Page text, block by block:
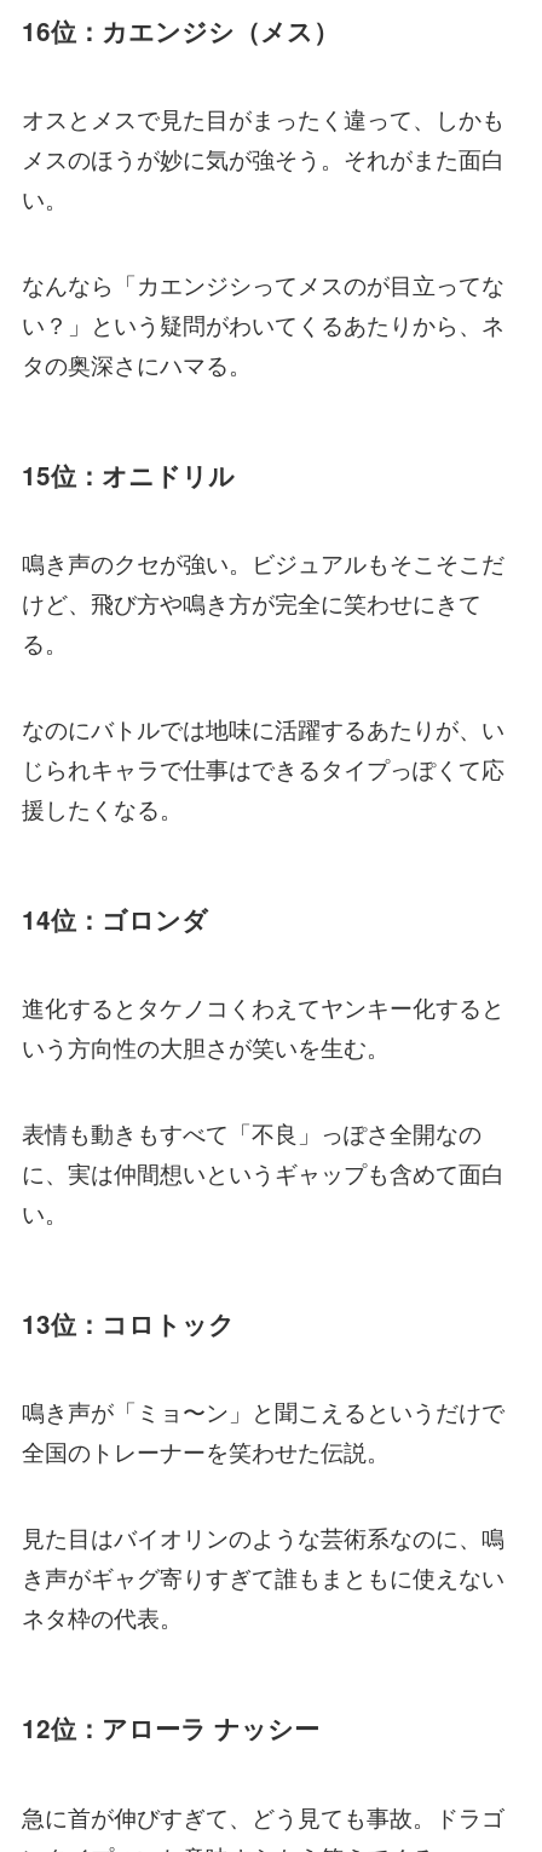
16位：カエンジシ（メス）
オスとメスで見た目がまったく違って、しかも
メスのほうが妙に気が強そう。それがまた面白
い。
なんなら「カエンジシってメスのが目立ってな
い？」という疑問がわいてくるあたりから、ネ
タの奥深さにハマる。
15位：オニドリル
鳴き声のクセが強い。ビジュアルもそこそこだ
けど、飛び方や鳴き方が完全に笑わせにきて
る。
なのにバトルでは地味に活躍するあたりが、い
じられキャラで仕事はできるタイプっぽくて応
援したくなる。
14位：ゴロンダ
進化するとタケノコくわえてヤンキー化すると
いう方向性の大胆さが笑いを生む。
表情も動きもすべて「不良」っぽさ全開なの
に、実は仲間想いというギャップも含めて面白
い。
13位：コロトック
鳴き声が「ミョ〜ン」と聞こえるというだけで
全国のトレーナーを笑わせた伝説。
見た目はバイオリンのような芸術系なのに、鳴
き声がギャグ寄りすぎて誰もまともに使えない
ネタ枠の代表。
12位：アローラ ナッシー
急に首が伸びすぎて、どう見ても事故。ドラゴ